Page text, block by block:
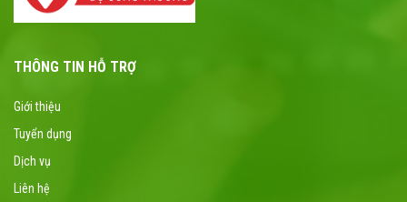
THÔNG TIN HỖ TRỢ
Giới thiệu
Tuyển dụng
Dịch vụ
Liên hệ